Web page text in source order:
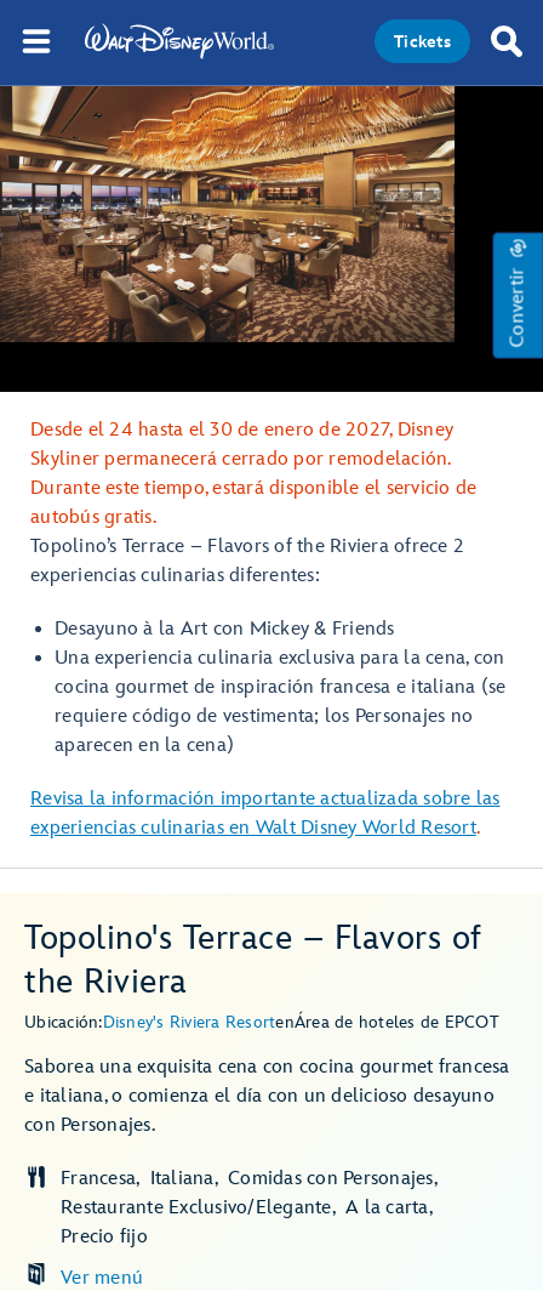
Tickets
Convertir
Topolino's Terrace – Flavors of
the Riviera
Ubicación:Disney's Riviera ResortenÁrea de hoteles de EPCOT
Saborea una exquisita cena con cocina gourmet francesa
e italiana, o comienza el día con un delicioso desayuno
con Personajes.
Ver menú
Francesa Italiana
Comidas con Personajes
Restaurante Exclusivo/Elegante
A la carta
Precio fijo
Desde el 24 hasta el 30 de enero de 2027, Disney
Skyliner permanecerá cerrado por remodelación.
Durante este tiempo, estará disponible el servicio de
autobús gratis.
Topolino’s Terrace – Flavors of the Riviera ofrece 2
experiencias culinarias diferentes:
Desayuno à la Art con Mickey & Friends
Una experiencia culinaria exclusiva para la cena, con
cocina gourmet de inspiración francesa e italiana (se
requiere código de vestimenta; los Personajes no
aparecen en la cena)
Revisa la información importante actualizada sobre las
experiencias culinarias en Walt Disney World Resort.